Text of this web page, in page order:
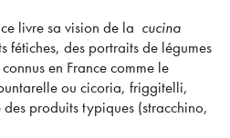
livre sa vision de la cucina
fétiches, des portraits de légumes
en France comme le
ou cicoria, friggitelli,
produits typiques (stracchino,